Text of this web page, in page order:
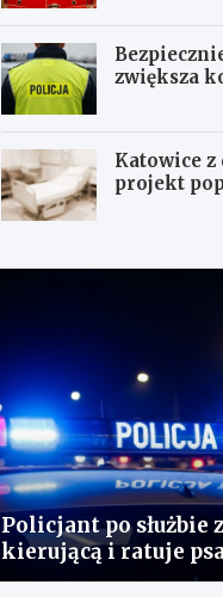
zwiększa
Katowice
projekt
Policjant po
kierującą i ratuje psa